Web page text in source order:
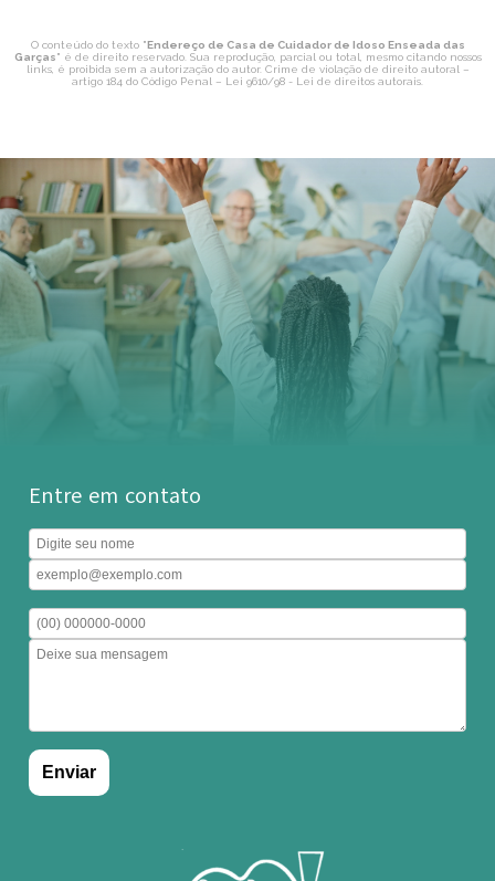
O conteúdo do texto "Endereço de Casa de Cuidador de Idoso Enseada das
Garças" é de direito reservado. Sua reprodução, parcial ou total, mesmo citando nossos
links, é proibida sem a autorização do autor. Crime de violação de direito autoral –
artigo 184 do Código Penal – Lei 9610/98 - Lei de direitos autorais.
Entre em contato